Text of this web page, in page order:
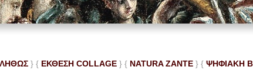
} { ΕΚΘΕΣΗ COLLAGE }{ NATURA ZANTE} { ΨΗΦΙΑΚΗ